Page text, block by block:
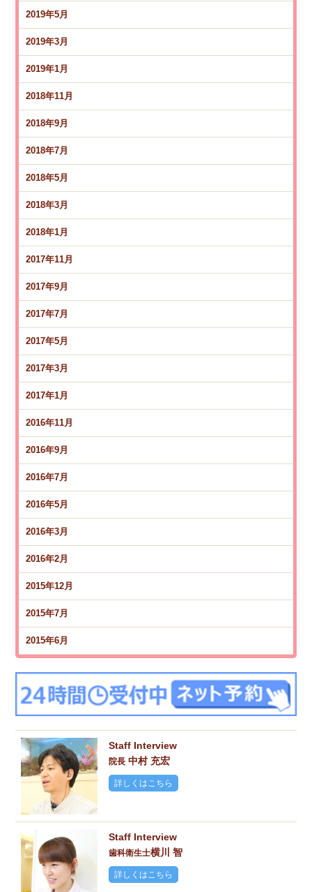
2019年5月
2019年3月
2019年1月
2018年11月
2018年9月
2018年7月
2018年5月
2018年3月
2018年1月
2017年11月
2017年9月
2017年7月
2017年5月
2017年3月
2017年1月
2016年11月
2016年9月
2016年7月
2016年5月
2016年3月
2016年2月
2015年12月
2015年7月
2015年6月
Staff Interview
院長 中村 充宏
詳しくはこちら
Staff Interview
歯科衛生士横川 智
詳しくはこちら